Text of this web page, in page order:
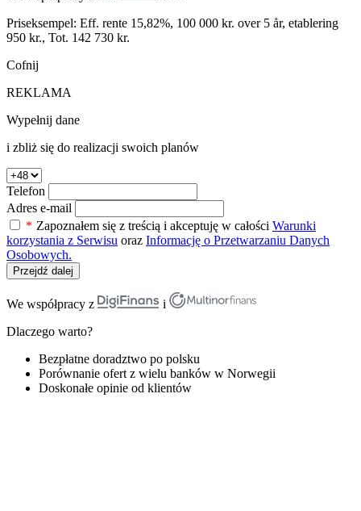
Priseksempel: Eff. rente 15,82%, 100 000 kr. over 5 år, etablering
950 kr., Tot. 142 730 kr.
Cofnij
REKLAMA
Wypełnij dane
i zbliż się do realizacji swoich planów
Telefon
Adres e-mail
* Zapoznałem się z treścią i akceptuję w całości Warunki
korzystania z Serwisu oraz Informację o Przetwarzaniu Danych
Osobowych.
Przejdź dalej
We współpracy z
i
Dlaczego warto?
Bezpłatne doradztwo po polsku
Porównanie ofert z wielu banków w Norwegii
Doskonałe opinie od klientów